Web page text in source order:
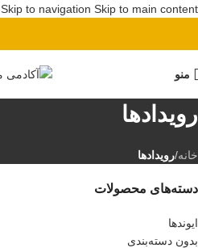
Skip to navigation Skip to main content
منو
رویدادها
خانه/رویدادها
دسته‌های محصولات
ایوندها
بدون دسته‌بندی